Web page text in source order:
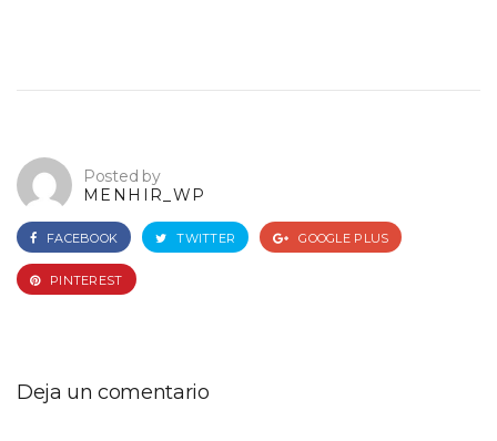
Posted by
MENHIR_WP
FACEBOOK TWITTER GOOGLE PLUS
PINTEREST
Deja un comentario